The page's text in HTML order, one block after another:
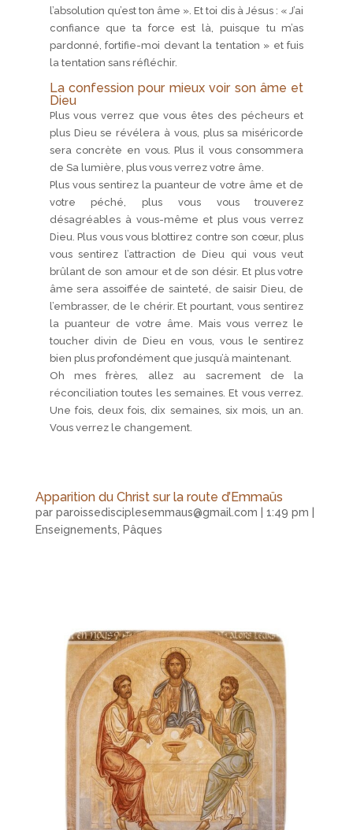
l’absolution qu’est ton âme ». Et toi dis à Jésus : « J’ai
confiance que ta force est là, puisque tu m’as
pardonné, fortifie-moi devant la tentation » et fuis
la tentation sans réfléchir.
La confession pour mieux voir son âme et
Dieu
Plus vous verrez que vous êtes des pécheurs et
plus Dieu se révélera à vous, plus sa miséricorde
sera concrète en vous. Plus il vous consommera
de Sa lumière, plus vous verrez votre âme.
Plus vous sentirez la puanteur de votre âme et de
votre péché, plus vous vous trouverez
désagréables à vous-même et plus vous verrez
Dieu. Plus vous vous blottirez contre son cœur, plus
vous sentirez l’attraction de Dieu qui vous veut
brûlant de son amour et de son désir. Et plus votre
âme sera assoiffée de sainteté, de saisir Dieu, de
l’embrasser, de le chérir. Et pourtant, vous sentirez
la puanteur de votre âme. Mais vous verrez le
toucher divin de Dieu en vous, vous le sentirez
bien plus profondément que jusqu’à maintenant.
Oh mes frères, allez au sacrement de la
réconciliation toutes les semaines. Et vous verrez.
Une fois, deux fois, dix semaines, six mois, un an.
Vous verrez le changement.
Apparition du Christ sur la route d’Emmaüs
par paroissedisciplesemmaus@gmail.com 1:49 pm
Enseignements
Pâques